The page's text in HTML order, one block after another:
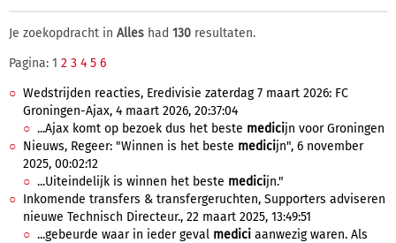
Je zoekopdracht in Alles had 130 resultaten.
Pagina: 1 2 3 4 5 6
Wedstrijden reacties, Eredivisie zaterdag 7 maart 2026: FC
Groningen-Ajax, 4 maart 2026, 20:37:04
...Ajax komt op bezoek dus het beste medicijn voor Groningen
Nieuws, Regeer: "Winnen is het beste medicijn", 6 november
2025, 00:02:12
...Uiteindelijk is winnen het beste medicijn."
Inkomende transfers & transfergeruchten, Supporters adviseren
nieuwe Technisch Directeur., 22 maart 2025, 13:49:51
...gebeurde waar in ieder geval medici aanwezig waren. Als